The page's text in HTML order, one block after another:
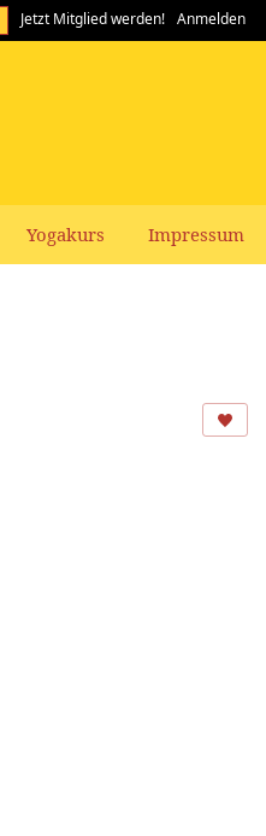
Jetzt Mitglied werden! Anmelden
Yogakurs Impressum